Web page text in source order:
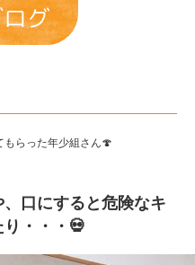
グ
らった年少組さん🍄
口にすると危険なキ
・・・💀